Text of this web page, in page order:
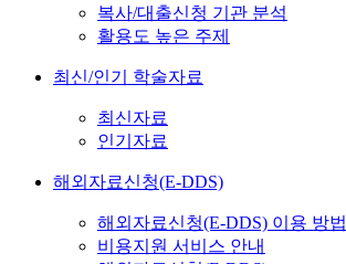
복사/대출신청 기관 분석
활용도 높은 주제
최신/인기 학술자료
최신자료
인기자료
해외자료신청(E-DDS)
해외자료신청(E-DDS) 이용 방법
비용지원 서비스 안내